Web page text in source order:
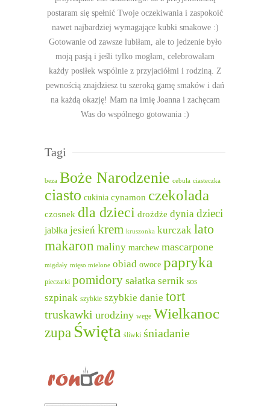
postaram się spełnić Twoje oczekiwania i zaspokoić
nawet najbardziej wymagające kubki smakowe :)
Gotowanie od zawsze lubiłam, ale to jedzenie było
moją pasją i jeśli tylko mogłam, celebrowałam
każdy posiłek wspólnie z przyjaciółmi i rodziną. Z
pewnością znajdziesz tu szeroką gamę smaków i dań
na każdą okazję! Mam na imię Joanna i zachęcam
Was do wspólnego gotowania :)
Tagi
beza Boże Narodzenie cebula ciasteczka
ciasto cukinia cynamon czekolada
czosnek dla dzieci drożdże dynia dzieci
jabłka jesień krem kruszonka kurczak lato
makaron maliny marchew mascarpone
migdały mięso mielone obiad owoce papryka
pieczarki pomidory sałatka sernik sos
szpinak szybkie szybkie danie tort
truskawki urodziny wege Wielkanoc
zupa Święta śliwki śniadanie